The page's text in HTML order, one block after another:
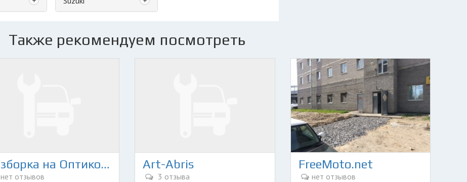
Также рекомендуем посмотреть
Разборка на Оптиков 1
нет отзывов
Art-Abris
3 отзыва
FreeMoto.net
нет отзывов